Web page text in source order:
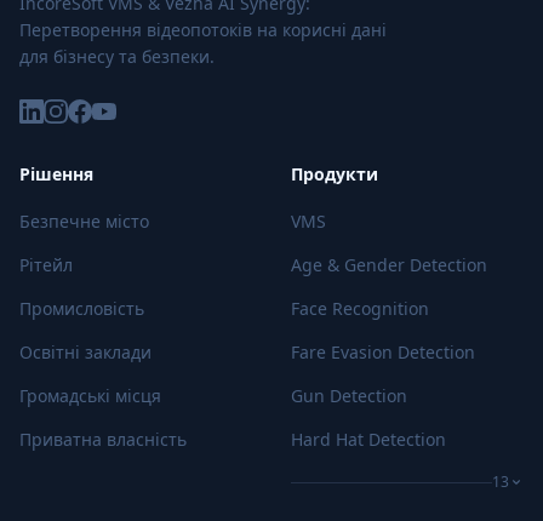
Перетворення відеопотоків на корисні дані
для бізнесу та безпеки.
Рішення
Безпечне місто
Рітейл
Промисловість
Освітні заклади
Громадські місця
Приватна власність
Продукти
VMS
Age & Gender Detection
Face Recognition
Fare Evasion Detection
Gun Detection
Hard Hat Detection
13